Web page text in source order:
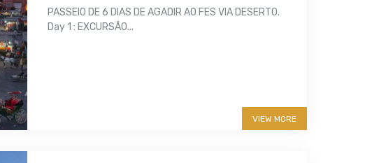
PASSEIO DE 6 DIAS DE AGADIR AO FES VIA DESERTO.
Day 1 : EXCURSÃO...
VIEW MORE